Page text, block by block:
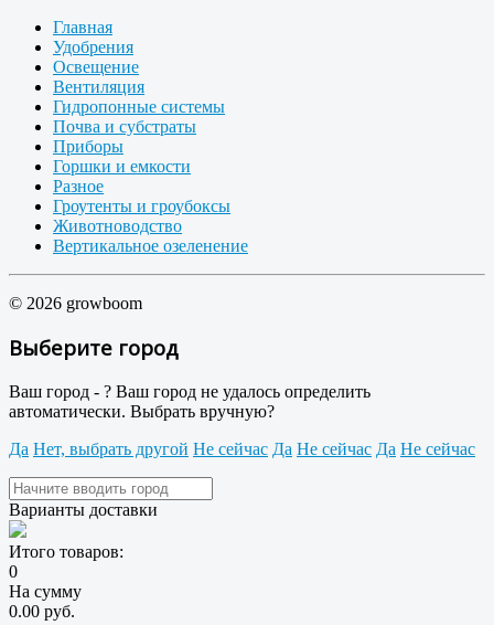
Главная
Удобрения
Освещение
Вентиляция
Гидропонные системы
Почва и субстраты
Приборы
Горшки и емкости
Разное
Гроутенты и гроубоксы
Животноводство
Вертикальное озеленение
© 2026 growboom
Выберите город
Ваш город - ? Ваш город не удалось определить
автоматически. Выбрать вручную?
Да Нет, выбрать другой Не сейчас Да Не сейчас Да Не сейчас
Варианты доставки
Итого товаров:
0
На сумму
0.00 руб.